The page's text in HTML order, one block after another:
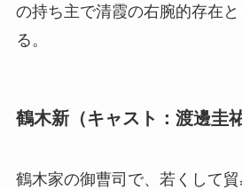
の持ち主で清霞の右腕的存在
る。
鶴木新（キャスト：渡邊圭祐
鶴木家の御曹司で、若くして